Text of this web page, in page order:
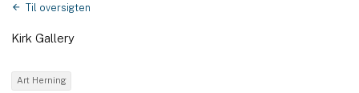
Til oversigten
Kirk Gallery
Art Herning